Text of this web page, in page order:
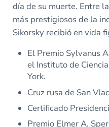
día de su muerte. Entre
más prestigiosos de la
Sikorsky recibió en vida
El Premio Sylvanus
el Instituto de
York.
Cruz rusa de San
Certificado
Premio Elmer A.